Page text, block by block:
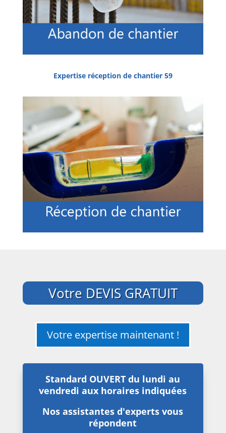
Expertise réception de chantier 59
Votre DEVIS GRATUIT
Votre expertise maintenant !
Standard OUVERT du lundi au
vendredi aux horaires indiquées
Nos assistantes d'experts vous
répondent